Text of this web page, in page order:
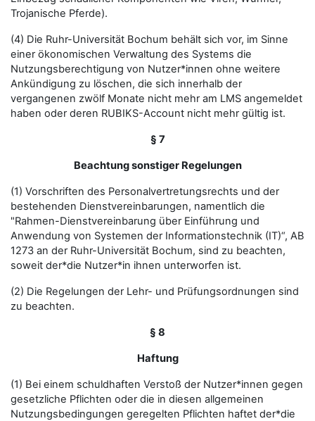
Trojanische Pferde).
(4) Die Ruhr-Universität Bochum behält sich vor, im Sinne
einer ökonomischen Verwaltung des Systems die
Nutzungsberechtigung von Nutzer*innen ohne weitere
Ankündigung zu löschen, die sich innerhalb der
vergangenen zwölf Monate nicht mehr am LMS angemeldet
haben oder deren RUBIKS-Account nicht mehr gültig ist.
§ 7
Beachtung sonstiger Regelungen
(1) Vorschriften des Personalvertretungsrechts und der
bestehenden Dienstvereinbarungen, namentlich die
"Rahmen-Dienstvereinbarung über Einführung und
Anwendung von Systemen der Informationstechnik (IT)“, AB
1273 an der Ruhr-Universität Bochum, sind zu beachten,
soweit der*die Nutzer*in ihnen unterworfen ist.
(2) Die Regelungen der Lehr- und Prüfungsordnungen sind
zu beachten.
§ 8
Haftung
(1) Bei einem schuldhaften Verstoß der Nutzer*innen gegen
gesetzliche Pflichten oder die in diesen allgemeinen
Nutzungsbedingungen geregelten Pflichten haftet der*die